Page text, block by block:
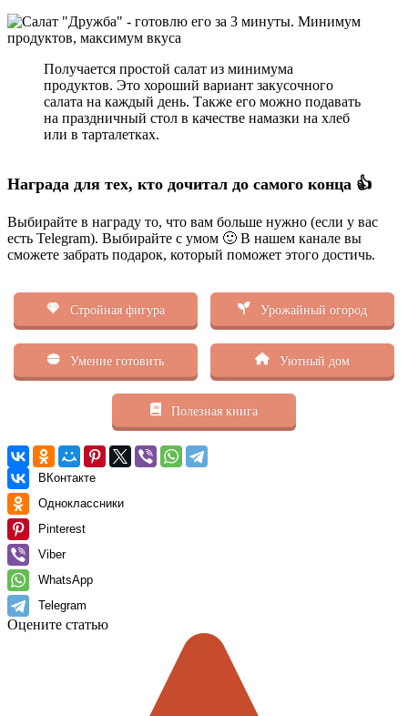
Получается простой салат из минимума
продуктов. Это хороший вариант закусочного
салата на каждый день. Также его можно подавать
на праздничный стол в качестве намазки на хлеб
или в тарталетках.
Награда для тех, кто дочитал до самого конца 👍
Выбирайте в награду то, что вам больше нужно (если у вас
есть Telegram). Выбирайте с умом 🙂 В нашем канале вы
сможете забрать подарок, который поможет этого достичь.
Стройная фигура Урожайный огород
Умение готовить Уютный дом
Полезная книга
ВКонтакте
Одноклассники
Pinterest
Viber
WhatsApp
Telegram
Оцените статью